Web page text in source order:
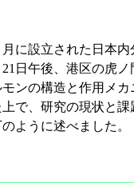
設立された日本内
日午後、港区の虎
ンの構造と作用メ
上で、研究の現状と
ように述べました。